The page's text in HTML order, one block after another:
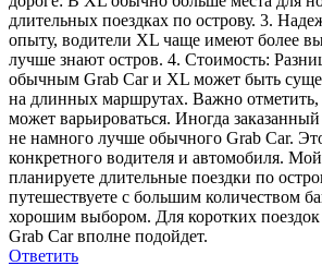
длительных поездках по острову. 3.
опыту, водители XL чаще имеют более
лучше знают остров. 4. Стоимость:
обычным Grab Car и XL может быть
на длинных маршрутах. Важно отметить,
может варьироваться. Иногда
не намного лучше обычного Grab Car.
конкретного водителя и автомобиля.
планируете длительные поездки по
путешествуете с большим количеством
хорошим выбором. Для коротких
Grab Car вполне подойдет.
Ответить